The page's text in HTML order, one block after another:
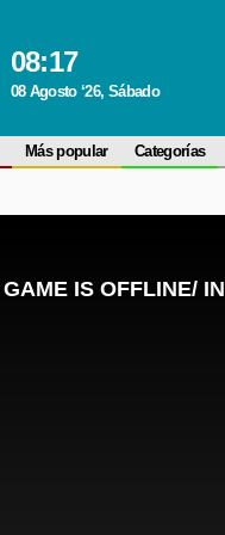
08:17
08 Agosto ‘26, Sábado
Más popular Categorías